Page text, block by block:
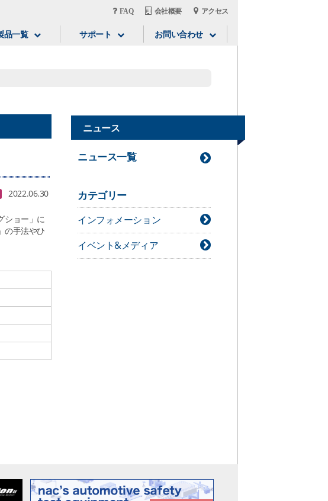
FAQ 会社概要 アクセス
品一覧 サポート お問い合わせ
ニュース
2022.06.30
ショー」に
の手法やひ
ニュース一覧
カテゴリー
インフォメーション
イベント&メディア